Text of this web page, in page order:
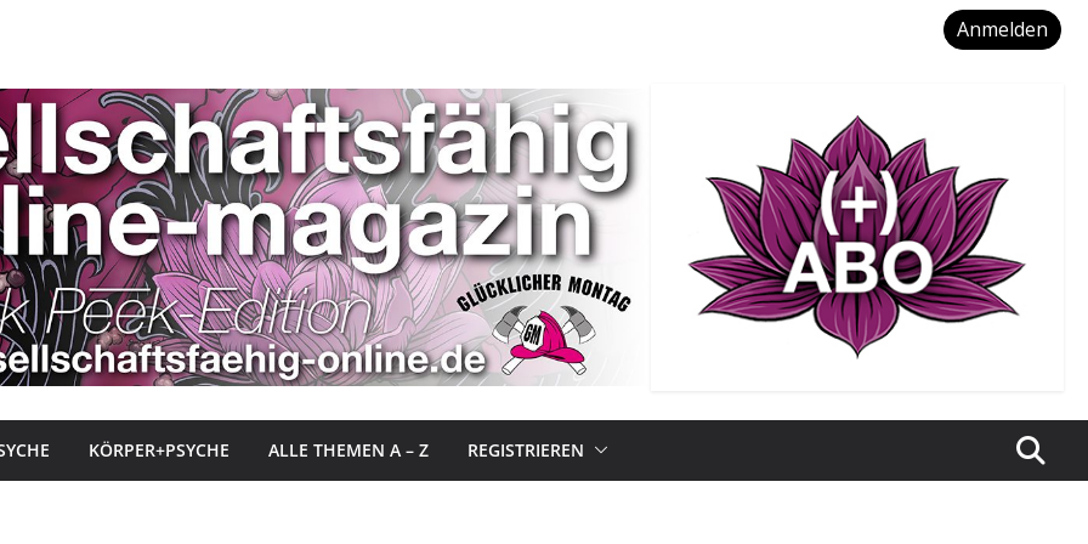
Anmelden
KÖRPER+PSYCHE ALLE THEMEN A – Z REGISTRIEREN